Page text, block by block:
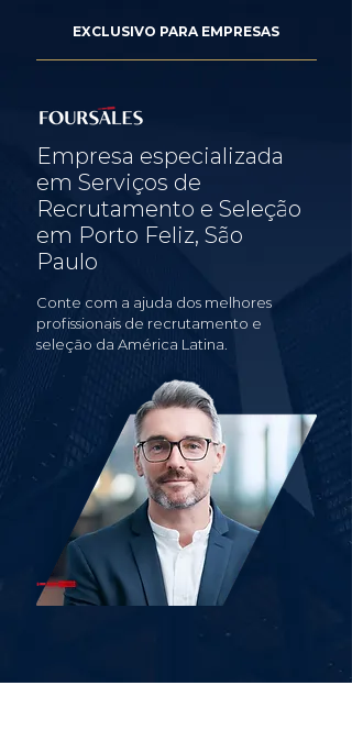
EXCLUSIVO PARA EMPRESAS
Empresa especializada
em Serviços de
Recrutamento e Seleção
em Porto Feliz, São
Paulo
Conte com a ajuda dos melhores
profissionais de recrutamento e
seleção da América Latina.